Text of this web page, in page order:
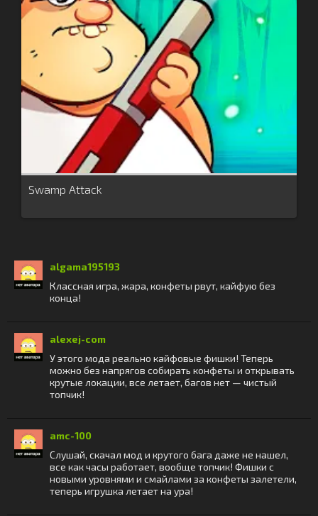
Swamp Attack
algama195193
Классная игра, жара, конфеты рвут, кайфую без
конца!
alexej-com
У этого мода реально кайфовые фишки! Теперь
можно без напрягов собирать конфеты и открывать
крутые локации, все летает, багов нет — чистый
топчик!
amc-100
Слушай, скачал мод и крутого бага даже не нашел,
все как часы работает, вообще топчик! Фишки с
новыми уровнями и смайлами за конфеты залетели,
теперь игрушка летает на ура!